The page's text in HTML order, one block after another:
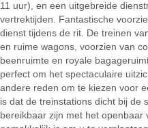
11 uur), en een uitgebreide
vertrektijden. Fantastische
dienst tijdens de rit. De treinen
en ruime wagons, voorzien van
beenruimte en royale
perfect om het spectaculaire
andere reden om te kiezen voor
is dat de treinstations dicht bij de
bereikbaar zijn met het openbaar